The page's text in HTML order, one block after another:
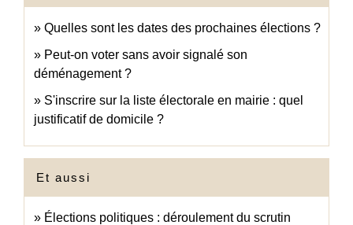
Quelles sont les dates des prochaines élections ?
Peut-on voter sans avoir signalé son
déménagement ?
S'inscrire sur la liste électorale en mairie : quel
justificatif de domicile ?
Et aussi
Élections politiques : déroulement du scrutin